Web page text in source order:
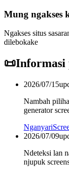
Mung ngakses
Ngakses situs
dilebokake
📜Informasi
2026/07/15
Nambah
generator
Nganyari
2026/07/09
Ndeteksi lan
njupuk